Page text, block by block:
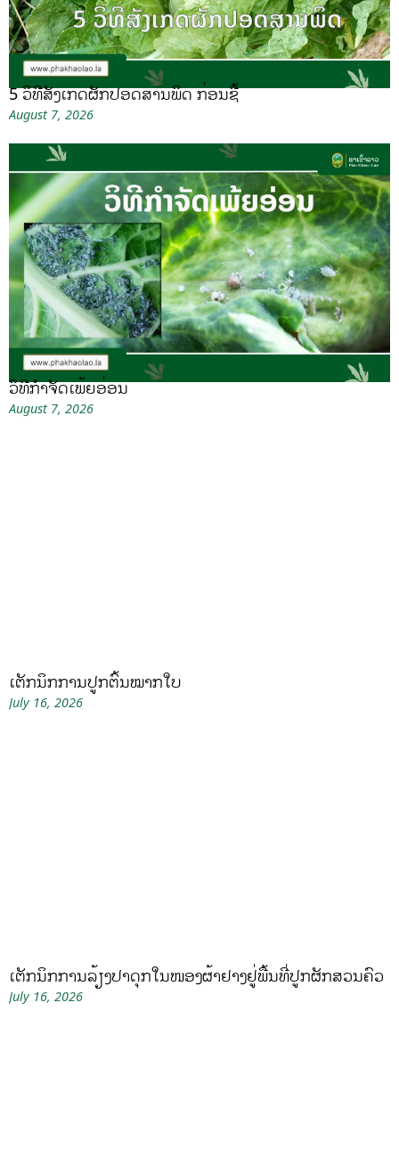
5 ວິທີສັງເກດຜັກປອດສານພິດ ກ່ອນຊື້
August 7, 2026
ວິທີກໍາຈັດເພ້ຍອ່ອນ
August 7, 2026
ເຕັກນິກການປູກຕົ້ນໝາກໃບ
July 16, 2026
ເຕັກນິກການລ້ຽງປາດຸກໃນໜອງຜ້າຢາງຢູ່ພື້ນທີ່ປູກຜັກສວນຄົວ
July 16, 2026